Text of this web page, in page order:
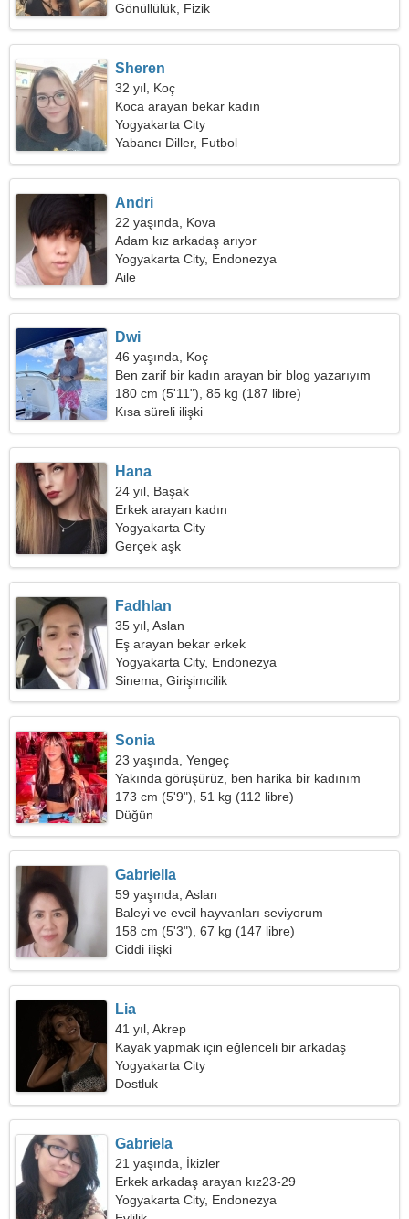
Gönüllülük, Fizik
Sheren
32 yıl, Koç
Koca arayan bekar kadın
Yogyakarta City
Yabancı Diller, Futbol
Andri
22 yaşında, Kova
Adam kız arkadaş arıyor
Yogyakarta City, Endonezya
Aile
Dwi
46 yaşında, Koç
Ben zarif bir kadın arayan bir blog yazarıyım
180 cm (5'11"), 85 kg (187 libre)
Kısa süreli ilişki
Hana
24 yıl, Başak
Erkek arayan kadın
Yogyakarta City
Gerçek aşk
Fadhlan
35 yıl, Aslan
Eş arayan bekar erkek
Yogyakarta City, Endonezya
Sinema, Girişimcilik
Sonia
23 yaşında, Yengeç
Yakında görüşürüz, ben harika bir kadınım
173 cm (5'9"), 51 kg (112 libre)
Düğün
Gabriella
59 yaşında, Aslan
Baleyi ve evcil hayvanları seviyorum
158 cm (5'3"), 67 kg (147 libre)
Ciddi ilişki
Lia
41 yıl, Akrep
Kayak yapmak için eğlenceli bir arkadaş
arıyorum
Yogyakarta City
Dostluk
Gabriela
21 yaşında, İkizler
Erkek arkadaş arayan kız23-29
Yogyakarta City, Endonezya